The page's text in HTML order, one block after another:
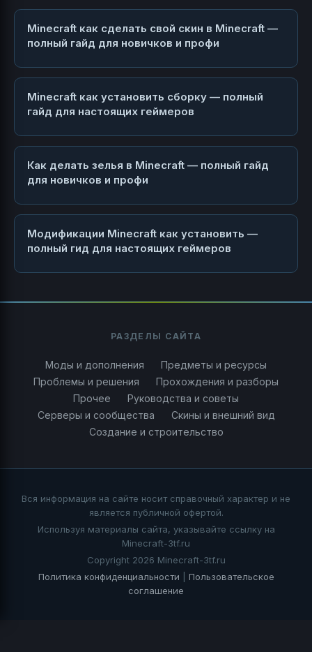
Minecraft как сделать свой скин в Minecraft —
полный гайд для новичков и профи
Minecraft как установить сборку — полный
гайд для настоящих геймеров
Как делать зелья в Minecraft — полный гайд
для новичков и профи
Модификации Minecraft как установить —
полный гид для настоящих геймеров
РАЗДЕЛЫ САЙТА
Моды и дополнения
Предметы и ресурсы
Проблемы и решения
Прохождения и разборы
Прочее
Руководства и советы
Серверы и сообщества
Скины и внешний вид
Создание и строительство
Вся информация на сайте носит справочный характер и не
является публичной офертой.
Используя материалы сайта, указывайте ссылку на
Minecraft-3tf.ru
Copyright 2026 Minecraft-3tf.ru
Политика конфиденциальности
Пользовательское
соглашение